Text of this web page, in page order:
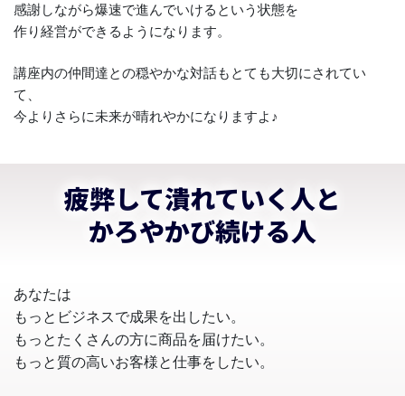
感謝しながら爆速で進んでいけるという状態を
作り経営ができるようになります。
講座内の仲間達との穏やかな対話もとても大切にされてい
て、
今よりさらに未来が晴れやかになりますよ♪
疲弊して潰れていく人と
かろやかび続ける人
あなたは
もっとビジネスで成果を出したい。
もっとたくさんの方に商品を届けたい。
もっと質の高いお客様と仕事をしたい。